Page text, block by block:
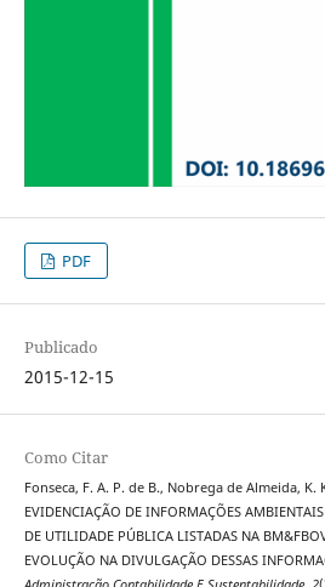
PDF
Publicado
2015-12-15
Como Citar
Fonseca, F. A. P. de B., Nobrega de Almeida, K.
EVIDENCIAÇÃO DE INFORMAÇÕES
DE UTILIDADE PÚBLICA LISTADAS NA
EVOLUÇÃO NA DIVULGAÇÃO DESSAS